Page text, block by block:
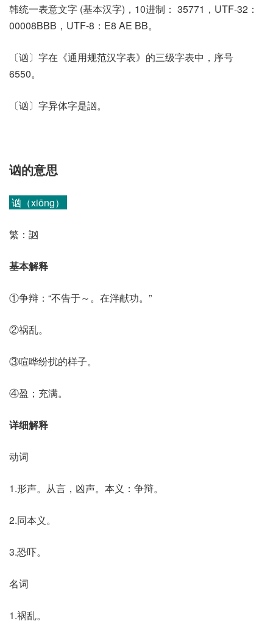
韩统一表意文字 (基本汉字)，10进制： 35771，UTF-32：
00008BBB，UTF-8：E8 AE BB。
〔讻〕字在《通用规范汉字表》的三级字表中，序号
6550。
〔讻〕字异体字是訩。
讻的意思
讻（xiōng）
繁：訩
基本解释
①争辩：“不告于～。在泮献功。”
②祸乱。
③喧哗纷扰的样子。
④盈；充满。
详细解释
动词
1.形声。从言，凶声。本义：争辩。
2.同本义。
3.恐吓。
名词
1.祸乱。